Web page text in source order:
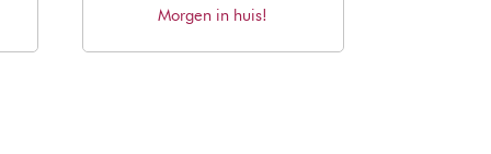
prijs
prijs
Morgen in huis!